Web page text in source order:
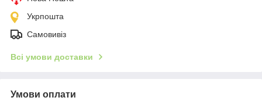
Укрпошта
Самовивіз
Всі умови доставки
Умови оплати